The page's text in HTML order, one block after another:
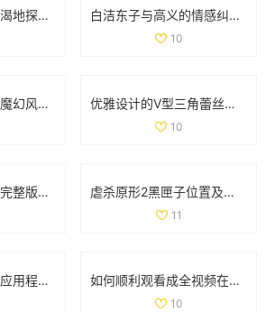
腕表爱好者如饥似渴地探索la.vorace品牌魅力与精品 白洁东子与高义的情感纠葛与生活轨迹探讨
10
探索异世界魅力的魔幻风格手游排行榜与推荐游戏 优雅设计的V型三角蕾丝内裤，舒适与魅力并存的完美选择
10
《灭火宝贝》高清完整版在线观影全攻略与资源分享 虐杀原形2黑匣子位置及坐标详细解析与分布图分享
11
推荐最佳动漫下载应用程序，尽享精彩动漫世界 如何顺利观看成全视频在线播放的详细教程与指南
10